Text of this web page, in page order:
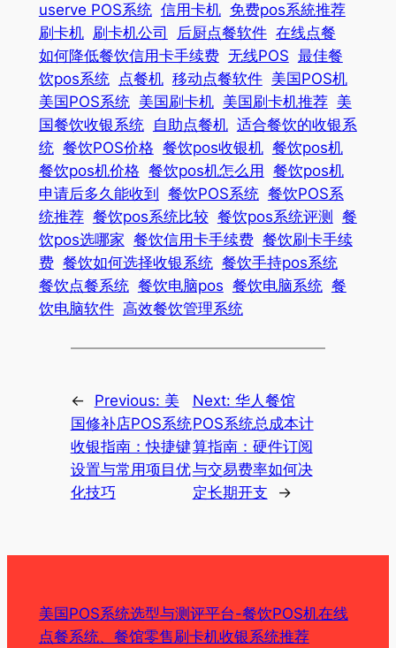
userve POS系统 信用卡机 免费pos系統推荐
刷卡机 刷卡机公司 后厨点餐软件 在线点餐
如何降低餐饮信用卡手续费 无线POS 最佳餐
饮pos系统
点餐机 移动点餐软件 美国POS机
美国POS系统 美国刷卡机 美国刷卡机推荐 美
国餐饮收银系统
自助点餐机 适合餐饮的收银系
统 餐饮POS价格 餐饮pos收银机 餐饮pos机
餐饮pos机价格 餐饮pos机怎么用
餐饮pos机
申请后多久能收到
餐饮POS系统 餐饮POS系
统推荐 餐饮pos系统比较 餐饮pos系统评测
餐
饮pos选哪家 餐饮信用卡手续费 餐饮刷卡手续
费 餐饮如何选择收银系统 餐饮手持pos系统
餐饮点餐系统 餐饮电脑pos 餐饮电脑系统 餐
饮电脑软件 高效餐饮管理系统
← Previous: 美
国修补店POS系统
收银指南：快捷键
设置与常用项目优
化技巧
Next: 华人餐馆
POS系统总成本计
算指南：硬件订阅
与交易费率如何决
定长期开支
→
美国POS系统选型与测评平台-餐饮POS机在线
点餐系统、餐馆零售刷卡机收银系统推荐